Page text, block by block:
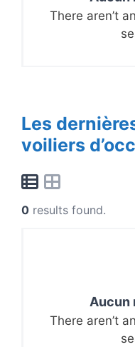
There aren’t
Les
voiliers
0 results found.
Aucun
There aren’t